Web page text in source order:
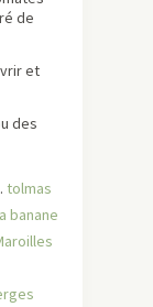
de
et
des
tolmas
banane